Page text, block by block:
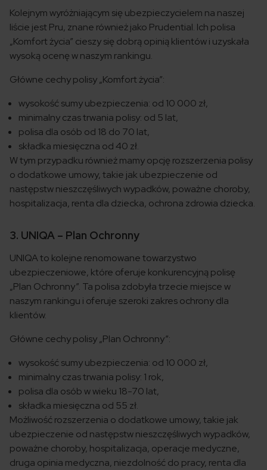
Kolejnym wyróżniającym się ubezpieczycielem na naszej
liście jest Pru, znane również jako Prudential. Ich polisa
„Komfort życia” cieszy się dobrą opinią klientów i uzyskała
wysoką ocenę w naszym rankingu.
Główne cechy polisy „Komfort życia”:
wysokość sumy ubezpieczenia: od 10 000 zł,
minimalny czas trwania polisy: od 5 lat,
polisa dla osób od 18 do 70 lat,
składka miesięczna od 40 zł.
W tym przypadku również mamy opcję rozszerzenia polisy
o dodatkowe umowy, takie jak ubezpieczenie od
następstw nieszczęśliwych wypadków, poważne choroby,
hospitalizacja, renta dla dziecka, ochrona zdrowia dziecka.
3. UNIQA – Plan Ochronny
UNIQA to kolejne renomowane towarzystwo
ubezpieczeniowe, które oferuje konkurencyjną polisę
„Plan Ochronny”. Ta polisa zdobyła trzecie miejsce w
naszym rankingu i oferuje szeroki zakres ochrony dla
klientów.
Główne cechy polisy „Plan Ochronny”:
wysokość sumy ubezpieczenia: od 10 000 zł,
minimalny czas trwania polisy: 1 rok,
polisa dla osób w wieku 18-70 lat,
składka miesięczna od 55 zł.
Możliwość rozszerzenia o dodatkowe umowy, takie jak
ubezpieczenie od następstw nieszczęśliwych wypadków,
poważne choroby, hospitalizacja, operacje medyczne,
druga opinia medyczna, niezdolność do pracy, renta dla